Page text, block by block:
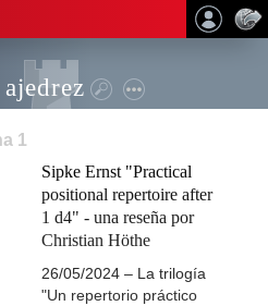
1
Sipke Ernst "Practical
positional repertoire after
1 d4" - una reseña por
Christian Höthe
26/05/2024 – La trilogía
"Un repertorio práctico